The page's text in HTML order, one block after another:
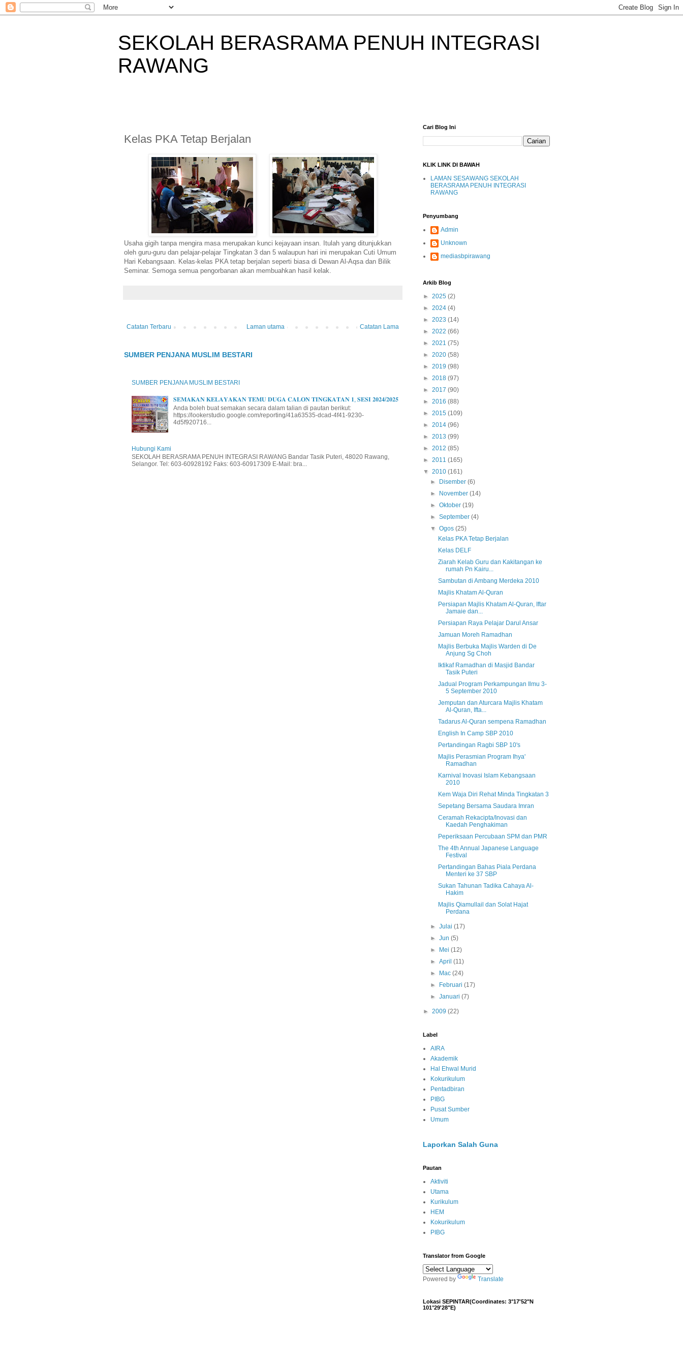
SEKOLAH BERASRAMA PENUH INTEGRASI
RAWANG
Kelas PKA Tetap Berjalan
Usaha gigih tanpa mengira masa merupakan kunci kejayaan insan. Itulah yang ditunjukkan
oleh guru-guru dan pelajar-pelajar Tingkatan 3 dan 5 walaupun hari ini merupakan Cuti Umum
Hari Kebangsaan. Kelas-kelas PKA tetap berjalan seperti biasa di Dewan Al-Aqsa dan Bilik
Seminar. Semoga semua pengorbanan akan membuahkan hasil kelak.
Catatan Terbaru Catatan Lama
Laman utama
SUMBER PENJANA MUSLIM BESTARI
SUMBER PENJANA MUSLIM BESTARI
𝐒𝐄𝐌𝐀𝐊𝐀𝐍 𝐊𝐄𝐋𝐀𝐘𝐀𝐊𝐀𝐍 𝐓𝐄𝐌𝐔 𝐃𝐔𝐆𝐀 𝐂𝐀𝐋𝐎𝐍 𝐓𝐈𝐍𝐆𝐊𝐀𝐓𝐀𝐍 𝟏, 𝐒𝐄𝐒𝐈 𝟐𝟎𝟐𝟒/𝟐𝟎𝟐𝟓
Anda boleh buat semakan secara dalam talian di pautan berikut:
https://lookerstudio.google.com/reporting/41a63535-dcad-4f41-9230-
4d5f920716...
Hubungi Kami
SEKOLAH BERASRAMA PENUH INTEGRASI RAWANG Bandar Tasik Puteri, 48020 Rawang,
Selangor. Tel: 603-60928192 Faks: 603-60917309 E-Mail: bra...
Cari Blog Ini
KLIK LINK DI BAWAH
LAMAN SESAWANG SEKOLAH
BERASRAMA PENUH INTEGRASI
RAWANG
Penyumbang
Admin
Unknown
mediasbpirawang
Arkib Blog
► 2025 (2)
► 2024 (4)
► 2023 (14)
► 2022 (66)
► 2021 (75)
► 2020 (58)
► 2019 (98)
► 2018 (97)
► 2017 (90)
► 2016 (88)
► 2015 (109)
► 2014 (96)
► 2013 (99)
► 2012 (85)
► 2011 (165)
▼ 2010 (161)
►
Disember(6)
►
November(14)
►Oktober(19)
►September(4)
▼Ogos(25)
Kelas PKA Tetap Berjalan
Kelas DELF
Ziarah Kelab Guru dan Kakitangan ke
rumah Pn Kairu...
Sambutan di Ambang Merdeka 2010
Majlis Khatam Al-Quran
Persiapan Majlis Khatam Al-Quran, Iftar
Jamaie dan...
Persiapan Raya Pelajar Darul Ansar
Jamuan Moreh Ramadhan
Majlis Berbuka Majlis Warden di De
Anjung Sg Choh
Iktikaf Ramadhan di Masjid Bandar
Tasik Puteri
Jadual Program Perkampungan Ilmu 3-
5 September 2010
Jemputan dan Aturcara Majlis Khatam
Al-Quran, Ifta...
Tadarus Al-Quran sempena Ramadhan
English In Camp SBP 2010
Pertandingan Ragbi SBP 10's
Majlis Perasmian Program Ihya'
Ramadhan
Karnival Inovasi Islam Kebangsaan
2010
Kem Waja Diri Rehat Minda Tingkatan 3
Sepetang Bersama Saudara Imran
Ceramah Rekacipta/Inovasi dan
Kaedah Penghakiman
Peperiksaan Percubaan SPM dan PMR
The 4th Annual Japanese Language
Festival
Pertandingan Bahas Piala Perdana
Menteri ke 37 SBP
Sukan Tahunan Tadika Cahaya Al-
Hakim
Majlis Qiamullail dan Solat Hajat
Perdana
►Julai(17)
►Jun(5)
►
Mei(12)
►April(11)
►
Mac(24)
►
Februari(17)
►Januari(7)
► 2009 (22)
Label
AIRA
Akademik
Hal Ehwal Murid
Kokurikulum
Pentadbiran
PIBG
Pusat Sumber
Umum
Laporkan Salah Guna
Pautan
Aktiviti
Utama
Kurikulum
HEM
Kokurikulum
PIBG
Translator from Google
Powered by Translate
Lokasi SEPINTAR(Coordinates: 3°17'52"N
101°29'28"E)